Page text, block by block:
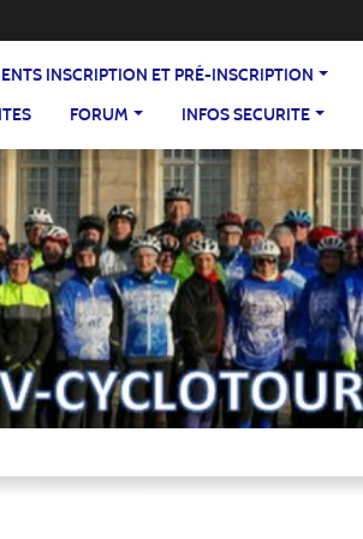
DOCUMENTS INSCRIPTION ET PRÉ-INSCRIPTION
FORUM INFOS SECURITE